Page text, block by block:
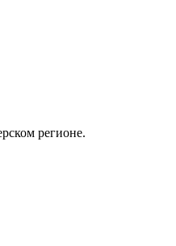
регионе.